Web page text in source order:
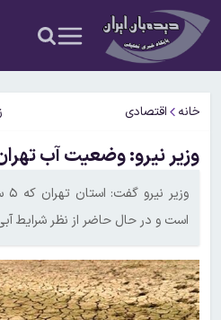
خانه اقتصادی
وزیر نیرو: وضعیت آب
است و در حال حاضر از نظر شرایط